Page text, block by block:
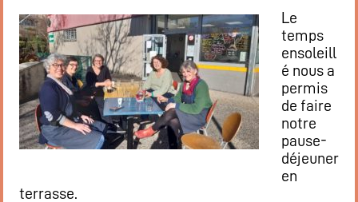
Le
temps
ensoleill
é nous a
permis
de faire
notre
pause-
déjeuner
en
terrasse.